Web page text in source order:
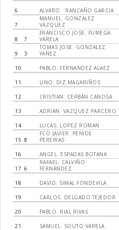
6 ALVARO . RANCAÑO GARCIA
7
MANUEL. GONZALEZ
VAZQUEZ
8 7
FRANCISCO JOSE. FUMEGA
VARELA
9 3
TOMAS JOSE. GONZALEZ
YAÑEZ
10 PABLO. FERNANDEZ ALAEZ
11 LINO. DIZ MAGARIÑOS
12 CRISTIAN. CERBÁN CANOSA
13 ADRIAN. VAZQUEZ PARCERO
14 LUCAS. LOPEZ ROMAN
15 8
FCO JAVIER. PENIDE
PEREIRAS
16 ANGEL. ESPADAS BOTANA
17 6
RAFAEL. CALVIÑO
FERNÁNDEZ
18 DAVID. SIMAL FONDEVILA
19 CARLOS. DELGADO TEJEDOR
20 PABLO. RIAL RIVAS
21 SAMUEL. SOUTO VARELA